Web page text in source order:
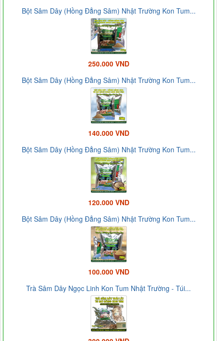
Bột Sâm Dây (Hồng Đẳng Sâm) Nhật Trường Kon Tum...
250.000 VND
Bột Sâm Dây (Hồng Đẳng Sâm) Nhật Trường Kon Tum...
140.000 VND
Bột Sâm Dây (Hồng Đẳng Sâm) Nhật Trường Kon Tum...
120.000 VND
Bột Sâm Dây (Hồng Đẳng Sâm) Nhật Trường Kon Tum...
100.000 VND
Trà Sâm Dây Ngọc Linh Kon Tum Nhật Trường - Túi...